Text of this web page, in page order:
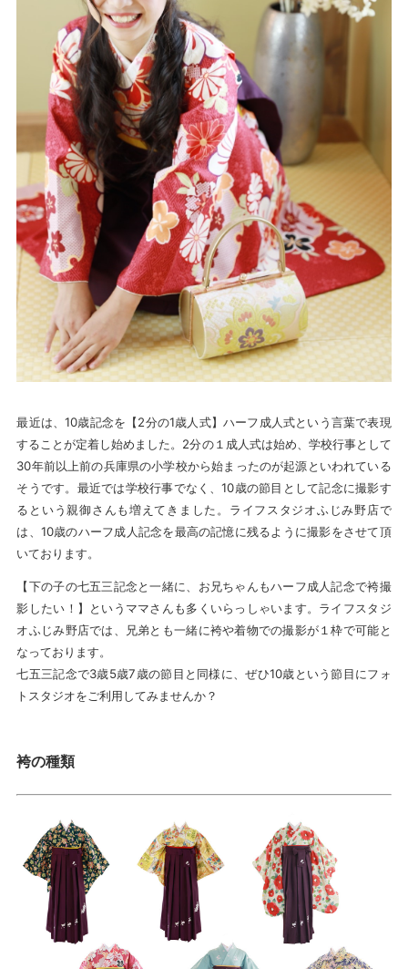
最近は、10歳記念を【2分の1歳人式】ハーフ成人式という言葉で表現
することが定着し始めました。2分の１成人式は始め、学校行事として
30年前以上前の兵庫県の小学校から始まったのが起源といわれている
そうです。最近では学校行事でなく、10歳の節目として記念に撮影す
るという親御さんも増えてきました。ライフスタジオふじみ野店で
は、10歳のハーフ成人記念を最高の記憶に残るように撮影をさせて頂
いております。
【下の子の七五三記念と一緒に、お兄ちゃんもハーフ成人記念で袴撮
影したい！】というママさんも多くいらっしゃいます。ライフスタジ
オふじみ野店では、兄弟とも一緒に袴や着物での撮影が１枠で可能と
なっております。
七五三記念で3歳5歳7歳の節目と同様に、ぜひ10歳という節目にフォ
トスタジオをご利用してみませんか？
袴の種類